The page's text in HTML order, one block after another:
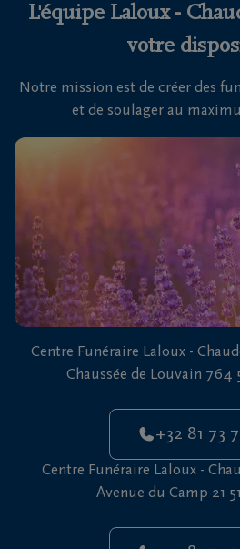
fréquemment
Nous
sommes
là pour
75
45
L'équipe Laloux -
votre
Notre mission est de créer des
et de soulager au
Centre Funéraire Laloux -
Chaussée de Louvain 764
+32 81 73
Centre Funéraire Laloux -
Avenue du Camp 21